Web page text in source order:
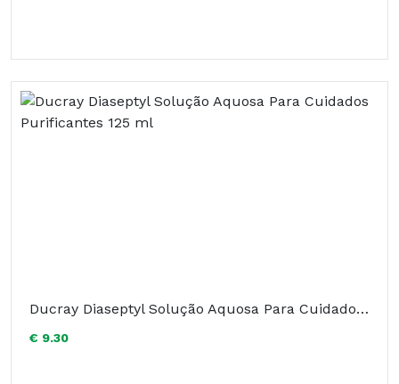
Ducray Diaseptyl Solução Aquosa Para Cuidados Purificantes 125 ml
€ 9.30